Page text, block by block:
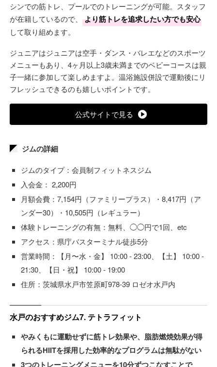
シンでの筋トレ、プールでのトレーニングが可能。スタッフ
が在籍しているので、
より筋トレを追求したい方でも安心
して取り組めます。
ジュニアはジュニアは空手・ダンス・バレエなどのスポーツ
メニューもあり、4ヶ月以上3歳未満までのベビーコースは親
子一緒に参加して楽しめますよ。温浴施設併設で運動後にリ
フレッシュできるのも嬉しいポイントです。
公式サイトで見る
ジムの詳細
ジムのタイプ：会員制フィットネスジム
入会金： 2,200円
月額会費：7,154円（ファミリープラス）・8,417円（ア
ンダー30）・10,505円（レギュラー）
体験トレーニングの有無：無料、◯◯円で1回、etc
アクセス：県庁バスターミナル徒歩5分
営業時間：【月〜水・金】 10:00 - 23:00、【土】 10:00 -
21:30、【日・祝】 10:00 - 19:00
住所：茨城県水戸市笠原町978-39 ロゼオ水戸内
水戸のおすすめジム7. テトラフィット
やみくもに運動せずに筋トレ効果や、脂肪燃焼効果が得
られるHIITを採用した効率的なプログラムは無駄がない
3つのトレーニングメニューを10分ずつこなすことで